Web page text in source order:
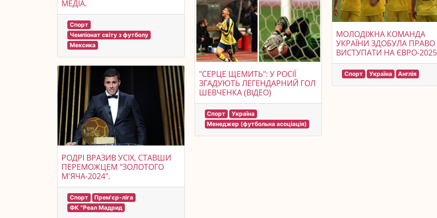
МЕДІА.
Спорт
Чемпіонат світу з футболу
Мексика
РОДРІ ВРАЗИВ УСІХ, СТАВШИ
ПЕРЕМОЖЦЕМ "ЗОЛОТОГО
М'ЯЧА-2024".
Спорт
Прем'єр-ліга
ФК "Реал Мадрид
"СЕРЦЕ ЩЕМИТЬ": У РОСІЇ
ЗГАДУЮТЬ ЛЕГЕНДАРНИЙ ГОЛ
ШЕВЧЕНКА (ВІДЕО)
Спорт
Україна
Менеджер (футбольна асоціація)
МОЛОДІЖНА КОМАНДА
УКРАЇНИ ЗДОБУЛА ПРАВО
ВИСТУПАТИ НА ЄВРО-
Спорт Україна Англія